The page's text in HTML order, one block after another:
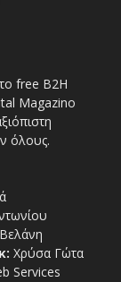
free Β2Η
Magazino
όλους.
Χρύσα Γώτα
Services